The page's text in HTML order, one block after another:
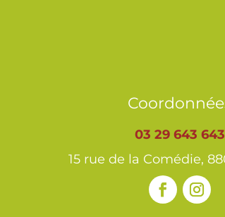
03 29 643 643
15 rue de la Comédie,